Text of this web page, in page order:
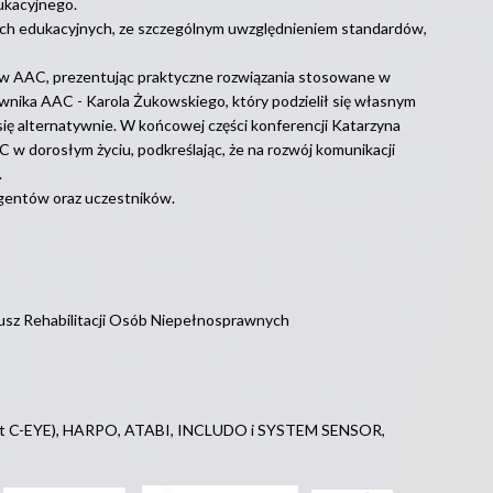
edukacyjnych, ze szczególnym uwzględnieniem standardów,
AAC, prezentując praktyczne rozwiązania stosowane w
AAC - Karola Żukowskiego, który podzielił się własnym
alternatywnie. W końcowej części konferencji Katarzyna
dorosłym życiu, podkreślając, że na rozwój komunikacji
oraz uczestników.
Rehabilitacji Osób Niepełnosprawnych
EYE), HARPO, ATABI, INCLUDO i SYSTEM SENSOR,